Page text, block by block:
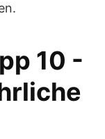
10 -